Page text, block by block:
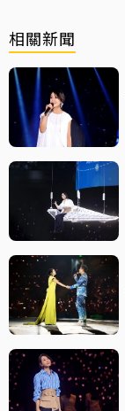
相關新聞